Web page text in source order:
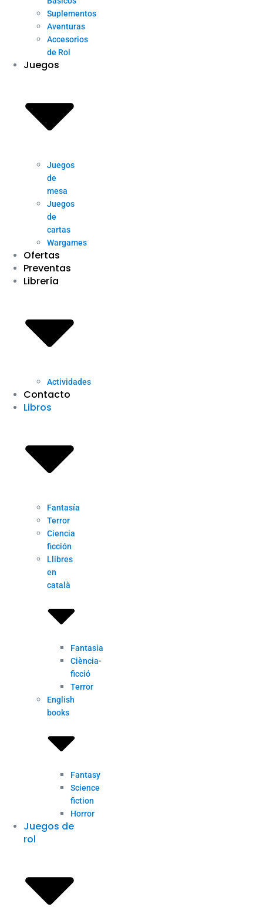
Suplementos
Aventuras
Accesorios
de Rol
Juegos
Juegos
de
mesa
Juegos
de
cartas
Wargames
Ofertas
Preventas
Librería
Actividades
Contacto
Libros
Fantasía
Terror
Ciencia
ficción
Llibres
en
català
Fantasia
Ciència-
ficció
Terror
English
books
Fantasy
Science
fiction
Horror
Juegos de
rol